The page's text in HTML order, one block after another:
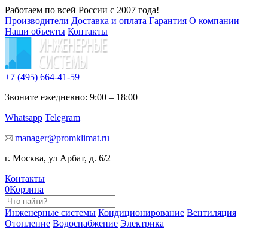
Работаем по всей России с 2007 года!
Производители Доставка и оплата Гарантия О компании
Наши объекты Контакты
+7 (495) 664-41-59
Звоните ежедневно: 9:00 – 18:00
Whatsapp Telegram
manager@promklimat.ru
г. Москва, ул Арбат, д. 6/2
Контакты
0Корзина
Инженерные системы Кондиционирование Вентиляция
Отопление Водоснабжение Электрика